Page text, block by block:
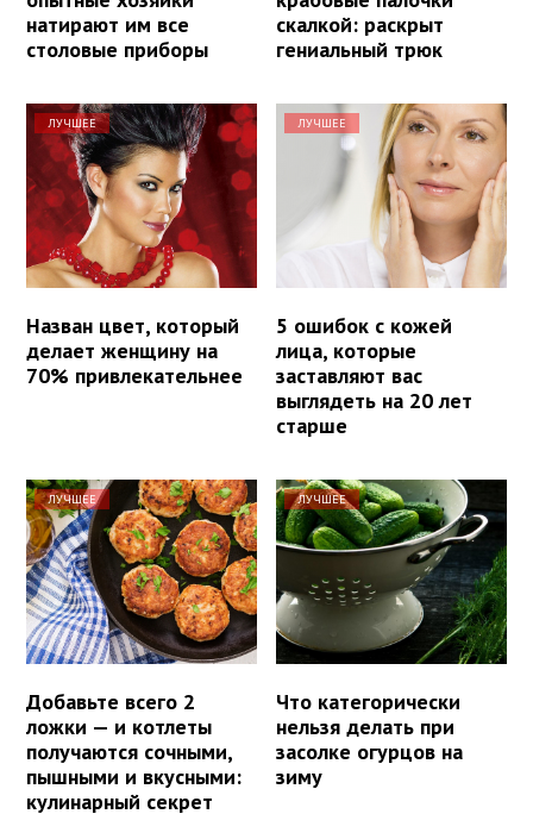
натирают им все
столовые приборы
скалкой: раскрыт
гениальный трюк
ЛУЧШЕЕ
Назван цвет, который
делает женщину на
70% привлекательнее
ЛУЧШЕЕ
5 ошибок с кожей
лица, которые
заставляют вас
выглядеть на 20 лет
старше
ЛУЧШЕЕ
Добавьте всего 2
ложки — и котлеты
получаются сочными,
пышными и вкусными:
кулинарный секрет
ЛУЧШЕЕ
Что категорически
нельзя делать при
засолке огурцов на
зиму